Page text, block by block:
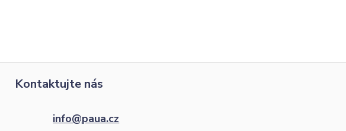
Kontaktujte nás
info@paua.cz